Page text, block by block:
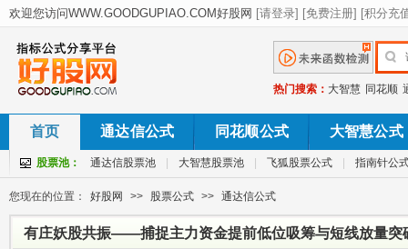
热门搜索： 大智慧 同花顺
首页 通达信公式 同花顺公式 大智慧公式
股票池： 通达信股票池 大智慧股票池 飞狐股票公式 指南针公
您现在的位置： 好股网 >> 股票公式 >> 通达信公式
有庄妖股共振——捕捉主力资金提前低位吸筹与短线放量突